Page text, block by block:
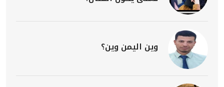
وين اليمن وين؟